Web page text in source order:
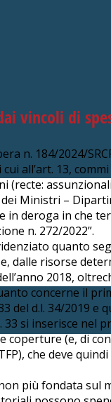
vincoli di
n. 184/2024/
all’art. 13,
Ministri –
in deroga in che
n. 272/2022”.
quanto
dalle risorse
2018,
concerne il
d.l. 34/2019 e
si inserisce nel
(e, di
che deve
più fondata